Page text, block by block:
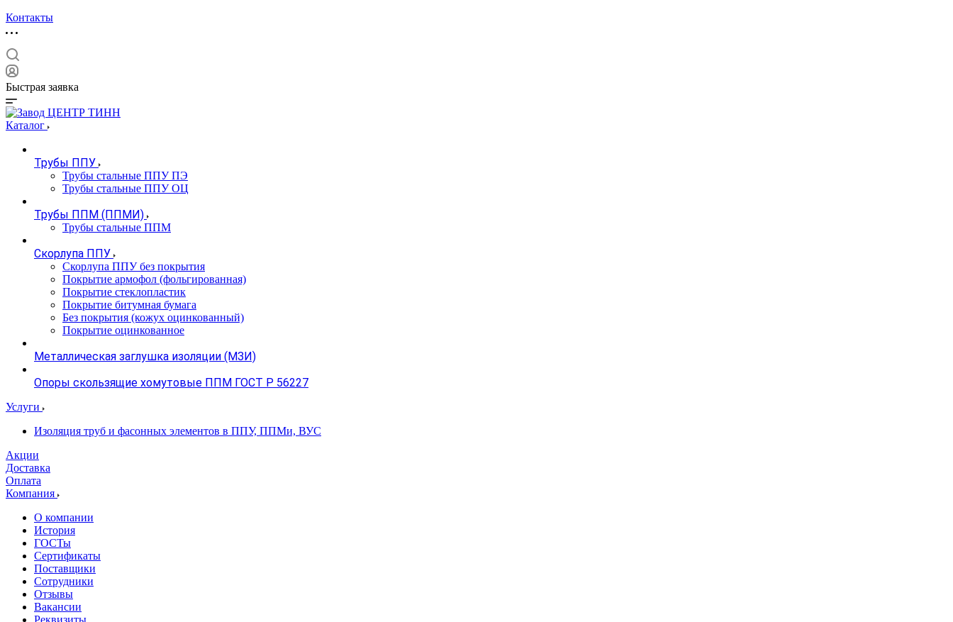
Контакты
Быстрая заявка
Каталог
Трубы ППУ
Трубы стальные ППУ ПЭ
Трубы стальные ППУ ОЦ
Трубы ППМ (ППМИ)
Трубы стальные ППМ
Скорлупа ППУ
Скорлупа ППУ без покрытия
Покрытие армофол (фольгированная)
Покрытие стеклопластик
Покрытие битумная бумага
Без покрытия (кожух оцинкованный)
Покрытие оцинкованное
Металлическая заглушка изоляции (МЗИ)
Опоры скользящие хомутовые ППМ ГОСТ Р 56227
Услуги
Изоляция труб и фасонных элементов в ППУ, ППМи, ВУС
Акции
Доставка
Оплата
Компания
О компании
История
ГОСТы
Сертификаты
Поставщики
Сотрудники
Отзывы
Вакансии
Реквизиты